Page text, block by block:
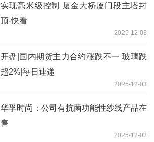
实现毫米级控制 厦金大桥厦门段主塔封
顶-快看
2025-12-03
开盘|国内期货主力合约涨跌不一 玻璃跌
超2%|每日速递
2025-12-03
华孚时尚：公司有抗菌功能性纱线产品在
售
2025-12-03